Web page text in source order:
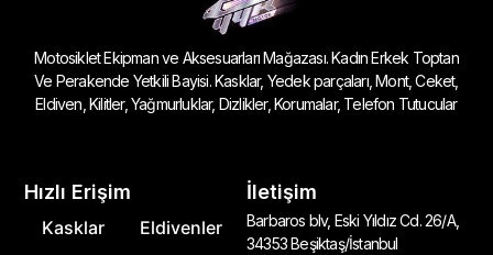
Motosiklet Ekipman ve Aksesuarları Mağazası. Kadın Erkek Toptan
Ve Perakende Yetkili Bayisi. Kasklar, Yedek parçaları, Mont, Ceket,
Eldiven, Kilitler, Yağmurluklar, Dizlikler, Korumalar, Telefon Tutucular
Hızlı Erişim
Kasklar
Eldivenler
İletişim
Barbaros blv, Eski Yıldız Cd. 26/A,
34353 Beşiktaş/İstanbul